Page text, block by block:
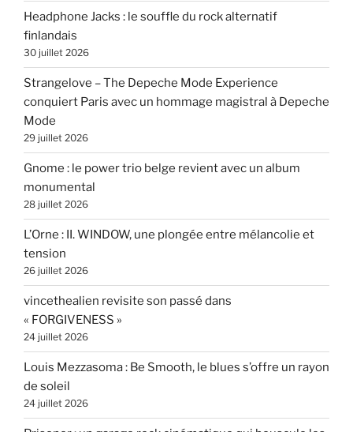
Headphone Jacks : le souffle du rock alternatif
finlandais
30 juillet 2026
Strangelove – The Depeche Mode Experience
conquiert Paris avec un hommage magistral à Depeche
Mode
29 juillet 2026
Gnome : le power trio belge revient avec un album
monumental
28 juillet 2026
L’Orne : II. WINDOW, une plongée entre mélancolie et
tension
26 juillet 2026
vincethealien revisite son passé dans
« FORGIVENESS »
24 juillet 2026
Louis Mezzasoma : Be Smooth, le blues s’offre un rayon
de soleil
24 juillet 2026